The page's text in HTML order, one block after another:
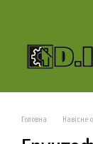
Головна Навісне